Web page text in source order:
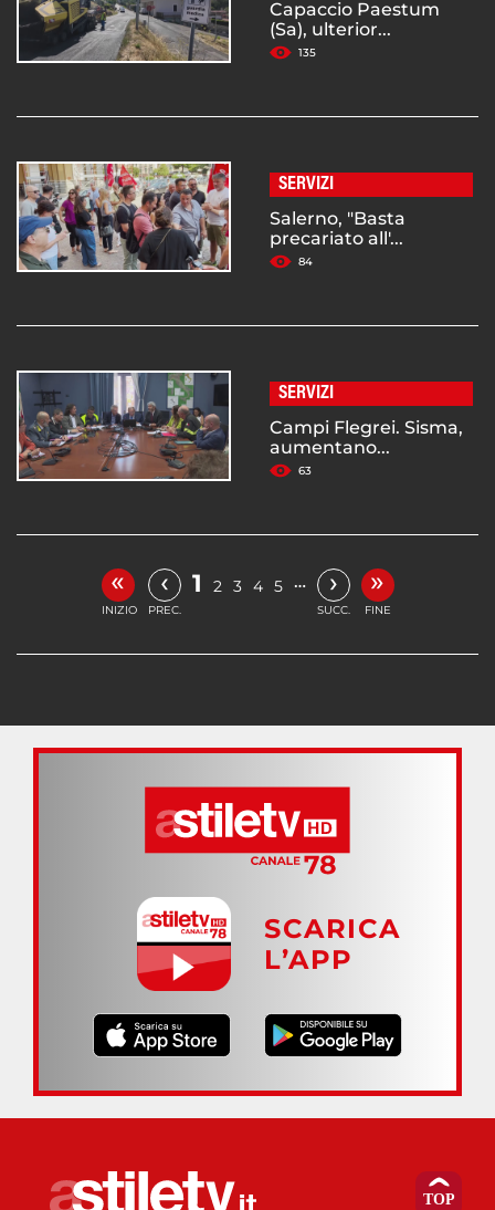
Capaccio Paestum
(Sa), ulterior...
135
SERVIZI
Salerno, "Basta
precariato all'...
84
SERVIZI
Campi Flegrei. Sisma,
aumentano...
63
«
INIZIO
‹
PREC.
1 2 3 4 5 … ›
SUCC.
»
FINE
SCARICA
L’APP